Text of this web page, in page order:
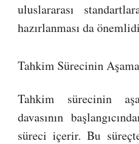
uluslararası
hazırlanması da
Tahkim Sürecinin
Tahkim sürecinin
davasının
süreci içerir. Bu